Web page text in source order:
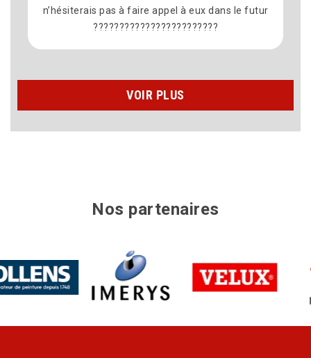
n’hésiterais pas à faire appel à eux dans le futur
????????????????????????
VOIR PLUS
Nos partenaires